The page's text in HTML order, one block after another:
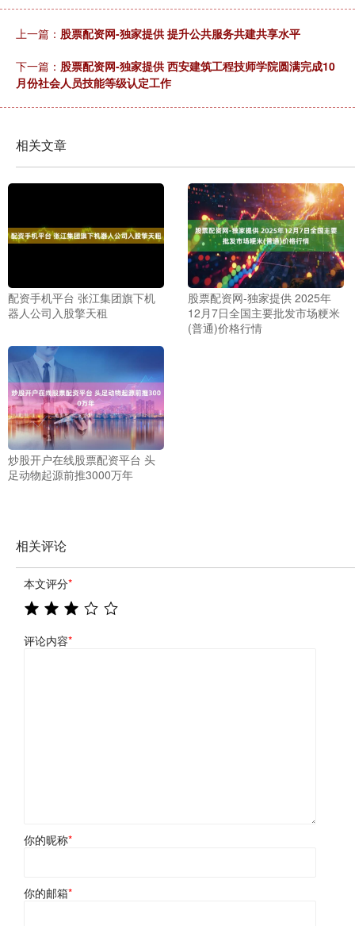
上一篇： 股票配资网-独家提供 提升公共服务共建共享水平
下一篇： 股票配资网-独家提供 西安建筑工程技师学院圆满完成10
月份社会人员技能等级认定工作
相关文章
配资手机平台 张江集团旗下机
器人公司入股擎天租
股票配资网-独家提供 2025年
12月7日全国主要批发市场粳米
(普通)价格行情
炒股开户在线股票配资平台 头
足动物起源前推3000万年
相关评论
本文评分*
评论内容*
你的昵称*
你的邮箱*